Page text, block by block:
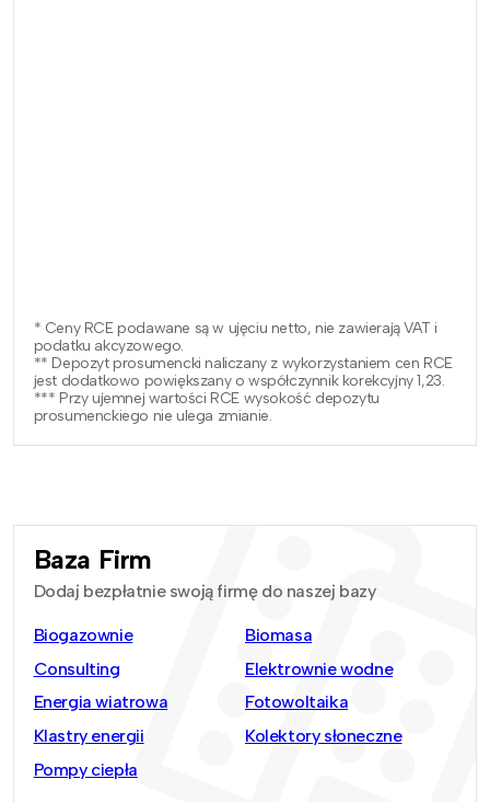
* Ceny RCE podawane są w ujęciu netto, nie zawierają VAT i
podatku akcyzowego.
** Depozyt prosumencki naliczany z wykorzystaniem cen RCE
jest dodatkowo powiększany o współczynnik korekcyjny 1,23.
*** Przy ujemnej wartości RCE wysokość depozytu
prosumenckiego nie ulega zmianie.
Baza Firm
Dodaj bezpłatnie swoją firmę do naszej bazy
Biogazownie
Biomasa
Consulting
Elektrownie wodne
Energia wiatrowa
Fotowoltaika
Klastry energii
Kolektory słoneczne
Pompy ciepła